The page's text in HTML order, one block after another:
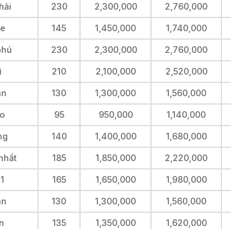
230 2,300,000 2,760,000
145 1,450,000 1,740,000
230 2,300,000 2,760,000
210 2,100,000 2,520,000
130 1,300,000 1,560,000
95 950,000 1,140,000
140 1,400,000 1,680,000
185 1,850,000 2,220,000
165 1,650,000 1,980,000
130 1,300,000 1,560,000
135 1,350,000 1,620,000